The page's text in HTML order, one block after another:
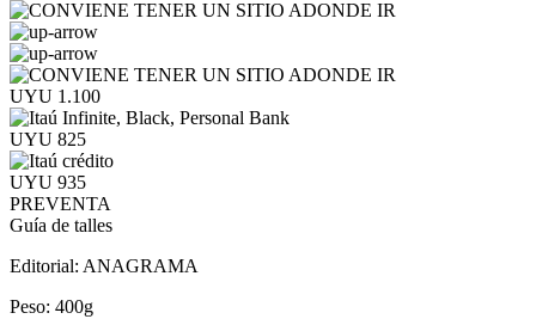
UYU 1.100
UYU 825
UYU 935
PREVENTA
Guía de talles
Editorial: ANAGRAMA
Peso: 400g